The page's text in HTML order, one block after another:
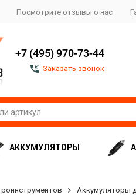
Посмотрите отзывы о нас
+7 (495) 970-73-44
Заказать звонок
АККУМУЛЯТОРЫ
Аккумуляторы